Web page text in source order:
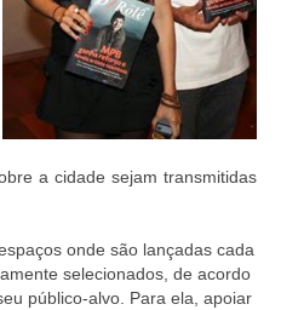
a cidade sejam transmitidas
onde são lançadas cada
selecionados, de acordo
público-alvo. Para ela, apoiar